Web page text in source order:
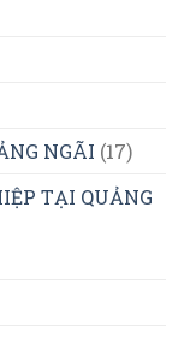
NGÃI (17)
TẠI QUẢNG